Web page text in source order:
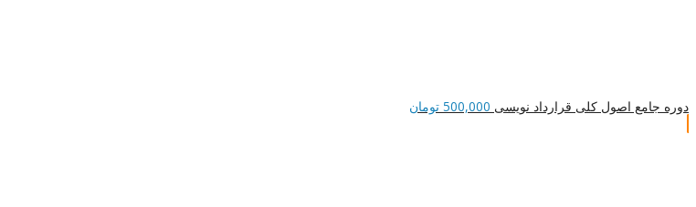
دوره جامع اصول کلی قرارداد نویسی 500,000 تومان